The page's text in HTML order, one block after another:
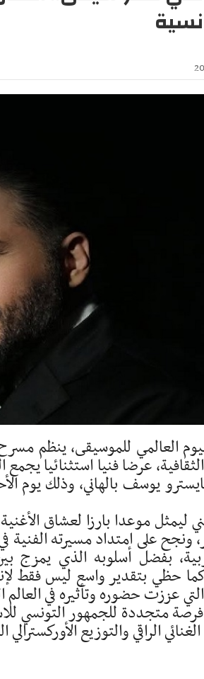
العالمي للموسيقى، ينظم
عرضا فنيا استثنائيا يجمع
ليمثل موعدا بارزا لعشاق
ونجح على امتداد مسيرته
بفضل أسلوبه الذي يمزج
حظي بتقدير واسع ليس فقط
عززت حضوره وتأثيره في العالم
متجددة للجمهور التونسي
الراقي والتوزيع الأوركسترالي